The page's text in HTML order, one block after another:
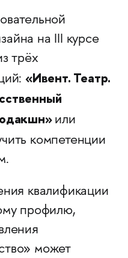
на III курсе
трёх
«Ивент. Театр.
или
компетенции
квалификации
профилю,
может